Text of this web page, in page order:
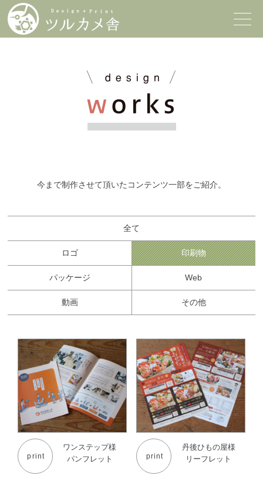
今まで制作させて頂いたコンテンツ一部をご紹介。
全て
ロゴ 印刷物
パッケージ Web
動画 その他
print
ワンステップ様
パンフレット
print
丹後ひもの屋様
リーフレット